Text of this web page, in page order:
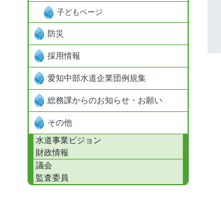
子どもページ
防災
採用情報
愛知中部水道企業団例規集
総務課からのお知らせ・お願い
その他
水道事業ビジョン
財政情報
議会
監査委員